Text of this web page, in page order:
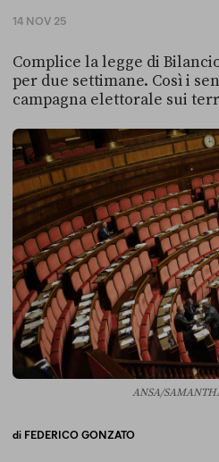
14 NOV 25
Complice la legge di
per due settimane. Così i
campagna elettorale sui
ANSA/
di FEDERICO GONZATO